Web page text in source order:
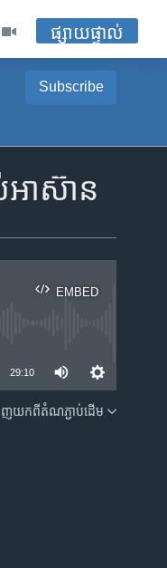
ផ្សាយផ្ទាល់
Subscribe
ាស៊ាន
EMBED
EMBED
29:10
ញ​យក​ពី​តំណភ្ជាប់​ដើម